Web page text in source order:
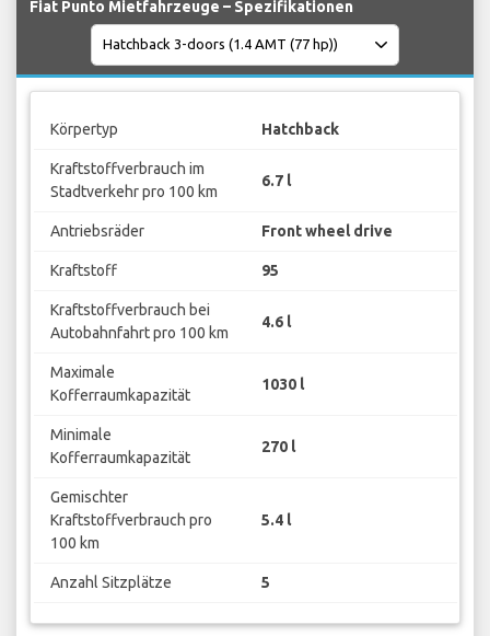
Fiat Punto Mietfahrzeuge – Spezifikationen
Körpertyp Hatchback
Kraftstoffverbrauch im
Stadtverkehr pro 100 km
6.7 l
Antriebsräder Front wheel drive
Kraftstoff 95
Kraftstoffverbrauch bei
Autobahnfahrt pro 100 km
4.6 l
Maximale
Kofferraumkapazität
1030 l
Minimale
Kofferraumkapazität
270 l
Gemischter
Kraftstoffverbrauch pro
100 km
5.4 l
Anzahl Sitzplätze 5